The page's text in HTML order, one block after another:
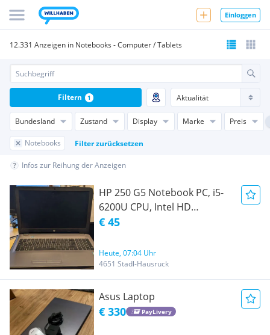
Einloggen
12.331 Anzeigen in Notebooks - Computer / Tablets
Bundesland Zustand Display Marke Preis
Notebooks Filter zurücksetzen
Filtern 1
Infos zur Reihung der Anzeigen
HP 250 G5 Notebook PC, i5-
6200U CPU, Intel HD
Graphics 520, 4GB RAM,
€ 45
Heute, 07:04 Uhr
4651 Stadl-Hausruck
Asus Laptop
€ 330 PayLivery